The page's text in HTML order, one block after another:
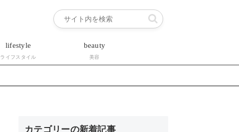
lifestyle
ライフスタイル
beauty
美容
カテゴリーの新着記事